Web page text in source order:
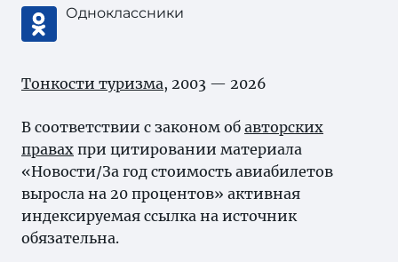
Одноклассники
Тонкости туризма, 2003 — 2026
В соответствии с законом об авторских
правах при цитировании материала
«Новости/За год стоимость авиабилетов
выросла на 20 процентов» активная
индексируемая ссылка на источник
обязательна.